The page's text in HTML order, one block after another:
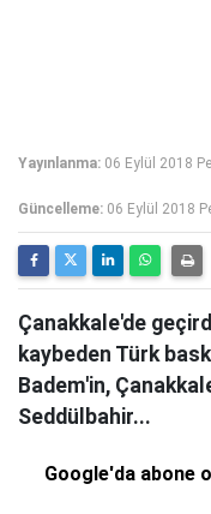
Yayınlanma: 06 Eylül 2018
Güncelleme: 06 Eylül 2018
Çanakkale'de
kaybeden Türk
Badem'in,
Seddülbahir...
Google'da abone